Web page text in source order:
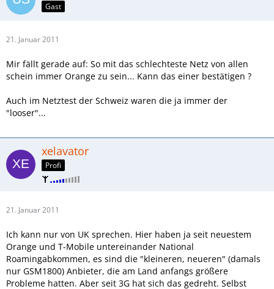
Gast
21. Januar 2011
Mir fällt gerade auf: So mit das schlechteste Netz von allen
schein immer Orange zu sein... Kann das einer bestätigen ?
Auch im Netztest der Schweiz waren die ja immer der
"looser"...
xelavator
Profi
21. Januar 2011
Ich kann nur von UK sprechen. Hier haben ja seit neuestem
Orange und T-Mobile untereinander National
Roamingabkommen, es sind die "kleineren, neueren" (damals
nur GSM1800) Anbieter, die am Land anfangs größere
Probleme hatten. Aber seit 3G hat sich das gedreht. Selbst